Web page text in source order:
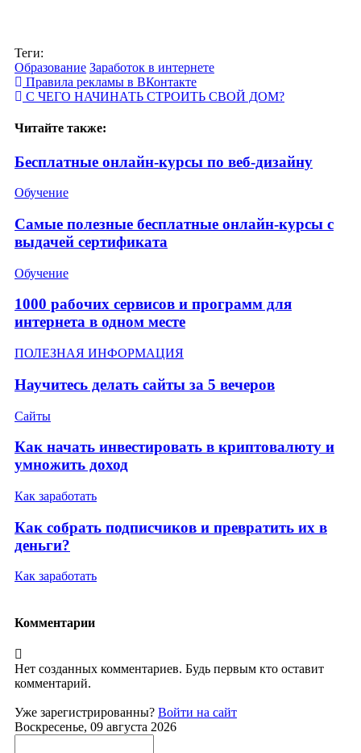
Теги:
Образование Заработок в интернете
Правила рекламы в ВКонтакте
С ЧЕГО НАЧИНАТЬ СТРОИТЬ СВОЙ ДОМ?
Читайте также:
Бесплатные онлайн-курсы по веб-дизайну
Обучение
Самые полезные бесплатные онлайн-курсы с
выдачей сертификата
Обучение
1000 рабочих сервисов и программ для
интернета в одном месте
ПОЛЕЗНАЯ ИНФОРМАЦИЯ
Научитесь делать сайты за 5 вечеров
Сайты
Как начать инвестировать в криптовалюту и
умножить доход
Как заработать
Как собрать подписчиков и превратить их в
деньги?
Как заработать
Комментарии
Нет созданных комментариев. Будь первым кто оставит
комментарий.
Уже зарегистрированны? Войти на сайт
Воскресенье, 09 августа 2026